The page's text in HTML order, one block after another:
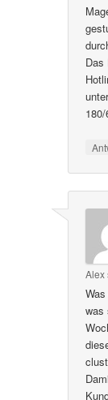
Das
Alex
was